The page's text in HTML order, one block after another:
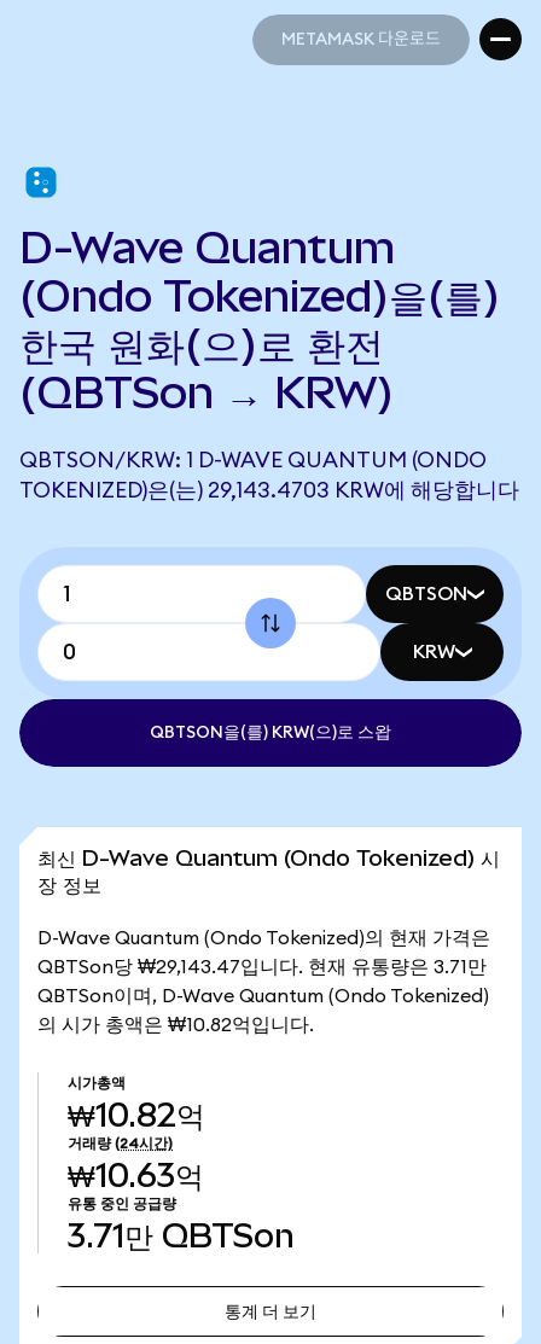
METAMASK 다운로드
D-Wave Quantum
(Ondo Tokenized)을(를)
한국 원화(으)로 환전
(QBTSon → KRW)
QBTSON/KRW: 1 D-WAVE QUANTUM (ONDO
TOKENIZED)은(는) 29,143.4703 KRW에 해당합니다
QBTSON
KRW
QBTSON을(를) KRW(으)로 스왑
최신 D-Wave Quantum (Ondo Tokenized) 시
장 정보
D-Wave Quantum (Ondo Tokenized)의 현재 가격은
QBTSon당 ₩29,143.47입니다. 현재 유통량은 3.71만
QBTSon이며, D-Wave Quantum (Ondo Tokenized)
의 시가 총액은 ₩10.82억입니다.
시가총액
₩10.82억
거래량 (24시간)
₩10.63억
유통 중인 공급량
3.71만 QBTSon
통계 더 보기